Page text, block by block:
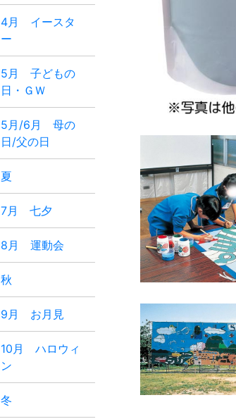
4月 イースタ
ー
5月 子どもの
日・ＧＷ
5月/6月 母の
日/父の日
夏
7月 七夕
8月 運動会
秋
9月 お月見
10月 ハロウィ
ン
冬